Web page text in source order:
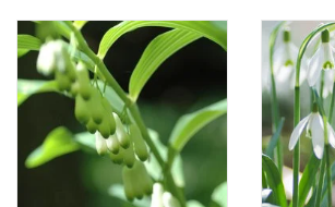
wij leveren haar daarom in een
aarde. Plant haar zo spoedig mogelijk.
wel, maar dan wel in de koelkast (vorstvrij).
Tenslotte: de bosanemoon kan massaal
soort komt niet snel op gang. Plant de
humusrijke, luchtige bodem. Bosanemonen
jaar nodig om te wortelen maar vanaf het
zal (mits ze goed staan) een